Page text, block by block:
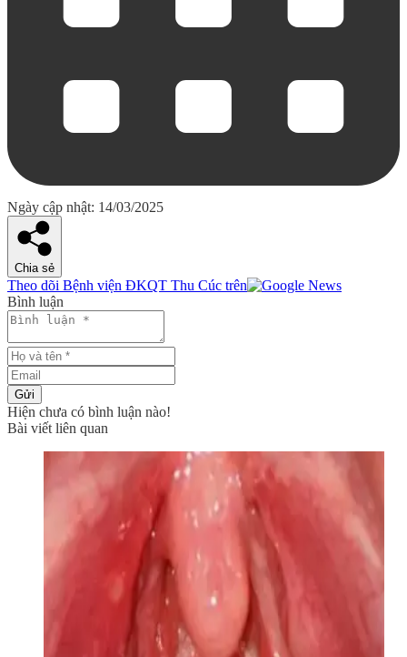
Ngày cập nhật: 14/03/2025
Chia sẻ
Theo dõi Bệnh viện ĐKQT Thu Cúc trên
Bình luận
Gửi
Hiện chưa có bình luận nào!
Bài viết liên quan